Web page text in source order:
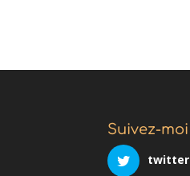
Suivez-moi
twitter